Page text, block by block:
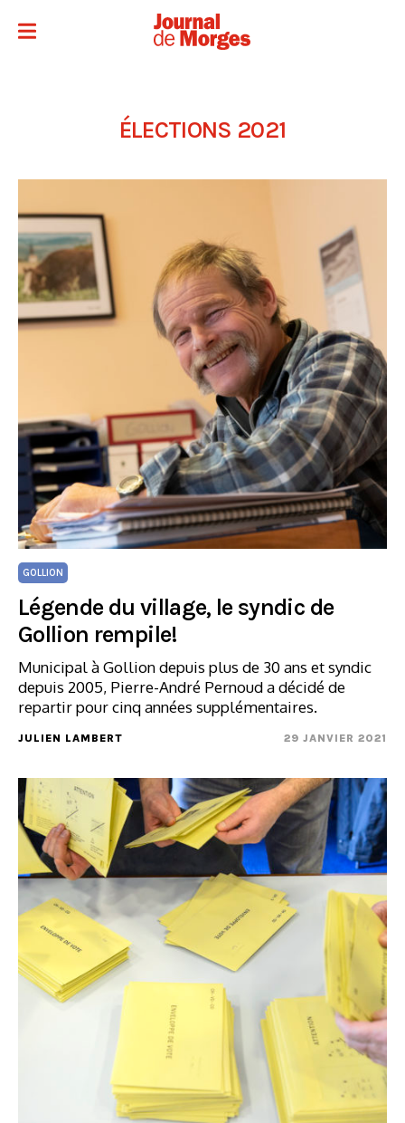
ÉLECTIONS 2021
GOLLION
Légende du village, le syndic de
Gollion rempile!
Municipal à Gollion depuis plus de 30 ans et syndic
depuis 2005, Pierre-André Pernoud a décidé de
repartir pour cinq années supplémentaires.
JULIEN LAMBERT 29 JANVIER 2021